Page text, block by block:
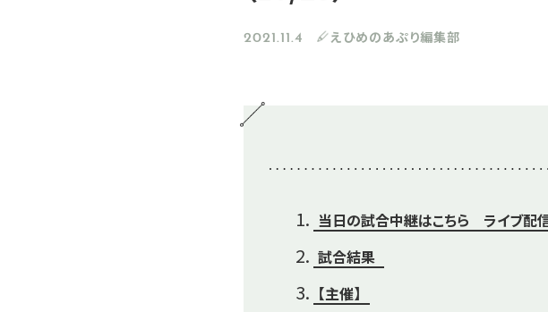
2021.11.4 えひめのあぷり編集部
当日の試合中継はこちら ライブ配信
試合結果
【主催】